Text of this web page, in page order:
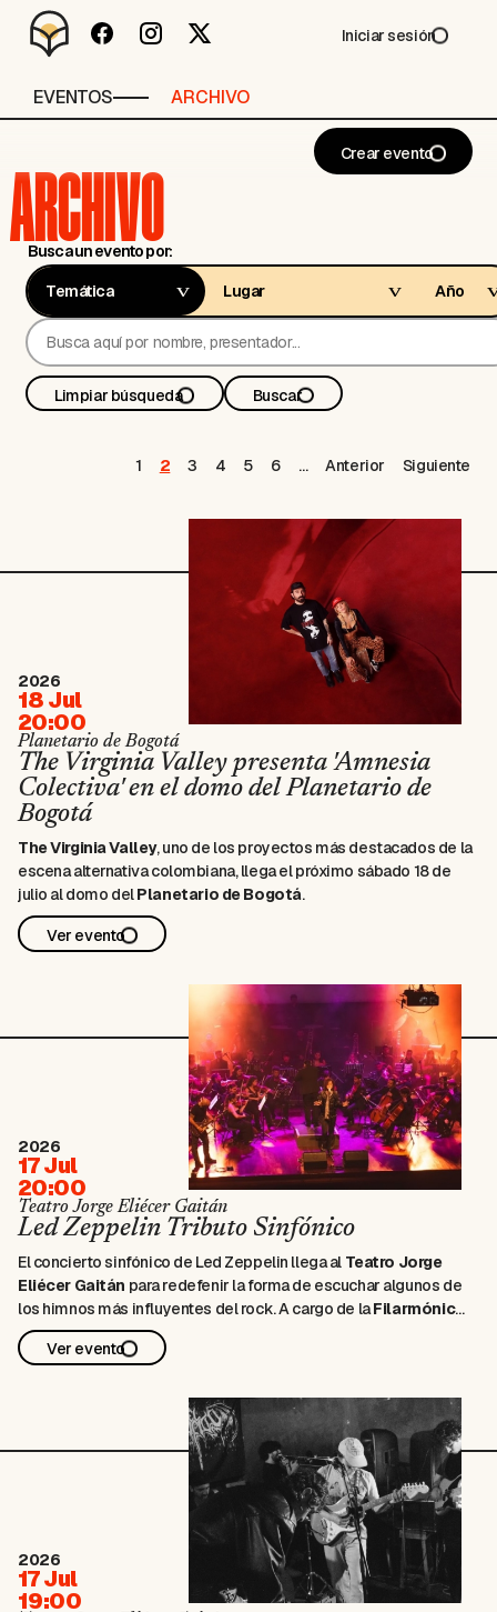
EVENTOS ARCHIVO
Iniciar sesión
Crear evento
ARCHIVO
Busca un evento por:
Limpiar búsqueda Buscar
1 2 3 4 5 6 … Anterior Siguiente
2026
18 Jul
20:00
Planetario de Bogotá
The Virginia Valley presenta 'Amnesia
Colectiva' en el domo del Planetario de
Bogotá
The Virginia Valley, uno de los proyectos más destacados de la
escena alternativa colombiana, llega el próximo sábado 18 de
julio al domo delPlanetario de Bogotá.
Formado en Medellín por Pablo “Melov” y Tattiana Echeverri
(Letatt), el dúo ha construido un universo musical que transita
Ver evento
2026
17 Jul
20:00
Teatro Jorge Eliécer Gaitán
Led Zeppelin Tributo Sinfónico
El concierto sinfónico de Led Zeppelin llega al Teatro Jorge
Eliécer Gaitán para redefenir la forma de escuchar algunos de
los himnos más influyentes del rock. A cargo de laFilarmónica
Metropolitana Distrito Capital
Cultural Pasión & Corazón, fundada en Bogotá en 2024—, esta
Ver evento
2026
17 Jul
19:00